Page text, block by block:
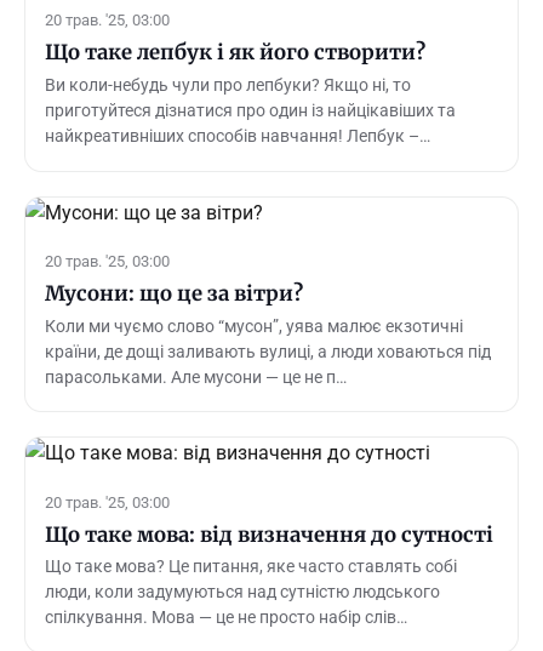
20 трав. '25, 03:00
Що таке лепбук і як його створити?
Ви коли-небудь чули про лепбуки? Якщо ні, то
приготуйтеся дізнатися про один із найцікавіших та
найкреативніших способів навчання! Лепбук –…
20 трав. '25, 03:00
Мусони: що це за вітри?
Коли ми чуємо слово “мусон”, уява малює екзотичні
країни, де дощі заливають вулиці, а люди ховаються під
парасольками. Але мусони — це не п…
20 трав. '25, 03:00
Що таке мова: від визначення до сутності
Що таке мова? Це питання, яке часто ставлять собі
люди, коли задумуються над сутністю людського
спілкування. Мова — це не просто набір слів…